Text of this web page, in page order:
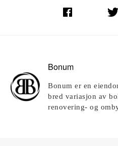
Bonum
Bonum er en
bred variasjon av
renovering- og